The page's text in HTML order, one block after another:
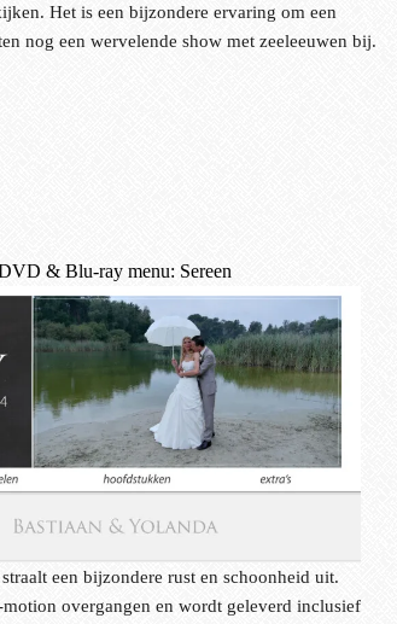
Het is een bijzondere ervaring om een
nog een wervelende show met zeeleeuwen bij.
& Blu-ray menu: Sereen
een bijzondere rust en schoonheid uit.
overgangen en wordt geleverd inclusief